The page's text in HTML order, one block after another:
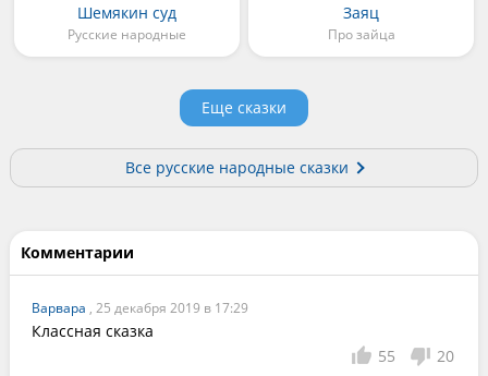
Шемякин суд
Русские народные
Заяц
Про зайца
Еще сказки
Все русские народные сказки
Комментарии
Варвара , 25 декабря 2019 в 17:29
Классная сказка
55
20